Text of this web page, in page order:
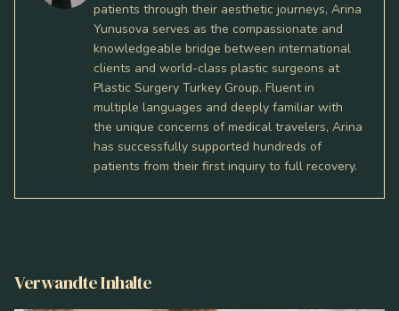
patients through their aesthetic journeys, Arina
Yunusova serves as the compassionate and
knowledgeable bridge between international
clients and world-class plastic surgeons at
Plastic Surgery Turkey Group. Fluent in
multiple languages and deeply familiar with
the unique concerns of medical travelers, Arina
has successfully supported hundreds of
patients from their first inquiry to full recovery.
Verwandte Inhalte